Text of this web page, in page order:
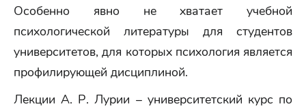
Особенно явно не хватает учебной
психологической литературы для студентов
университетов, для которых психология является
профилирующей дисциплиной.
Лекции А. Р. Лурии – университетский курс по